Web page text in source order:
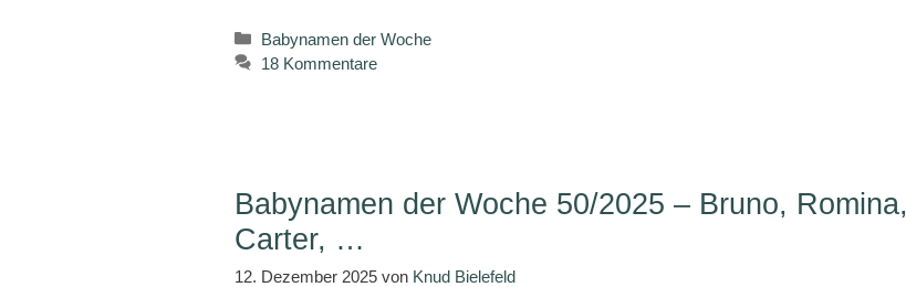
Kategorien
Babynamen der Woche
18 Kommentare
Babynamen der Woche 50/2025 – Bruno, Romina,
Carter, …
12. Dezember 2025 von Knud Bielefeld